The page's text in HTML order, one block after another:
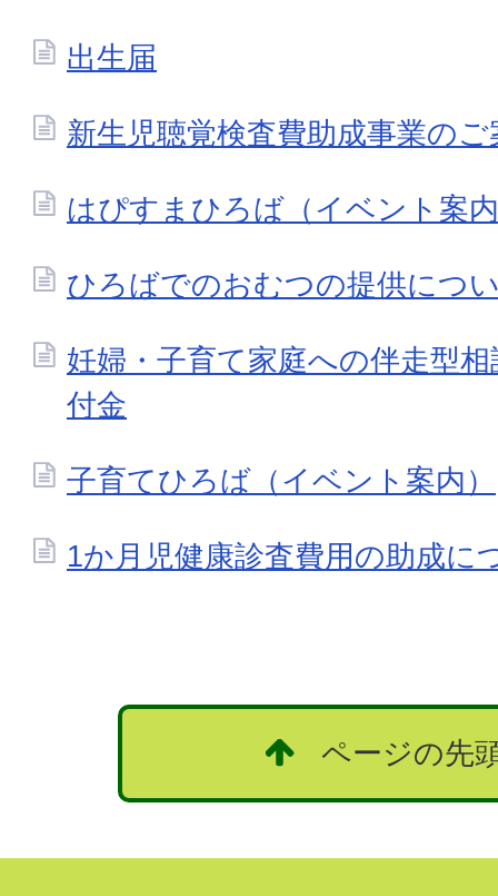
出生届
新生児聴覚検査費助成事業のご
はぴすまひろば（イベント案
ひろばでのおむつの提供につ
妊婦・子育て家庭への伴走型
付金
子育てひろば（イベント案内）
1か月児健康診査費用の助成に
ページの先